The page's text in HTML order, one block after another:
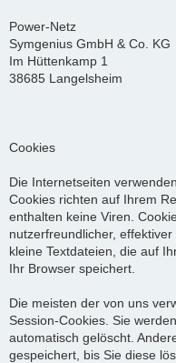
Power-Netz
Symgenius GmbH & Co. KG
Im Hüttenkamp 1
38685 Langelsheim
Cookies
Die Internetseiten
Cookies richten auf Ihrem
enthalten keine Viren.
nutzerfreundlicher,
kleine Textdateien, die auf
Ihr Browser speichert.
Die meisten der von uns
Session-Cookies. Sie
automatisch gelöscht.
gespeichert, bis Sie diese